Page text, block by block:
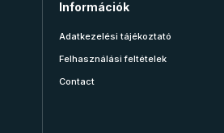
Információk
Adatkezelési tájékoztató
Felhasználási feltételek
Contact